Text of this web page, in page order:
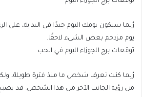
رُبما سيكون يومك اليوم جيدًا في البداية، على
يوم مزدحم بعض الشيء لاحقًا.
توقعات برج الجوزاء اليوم في الحب
رُبما كنت تعرف شخص ما منذ فترة طويلة،
من رؤية الجانب الآخر من هذا الشخص. قد